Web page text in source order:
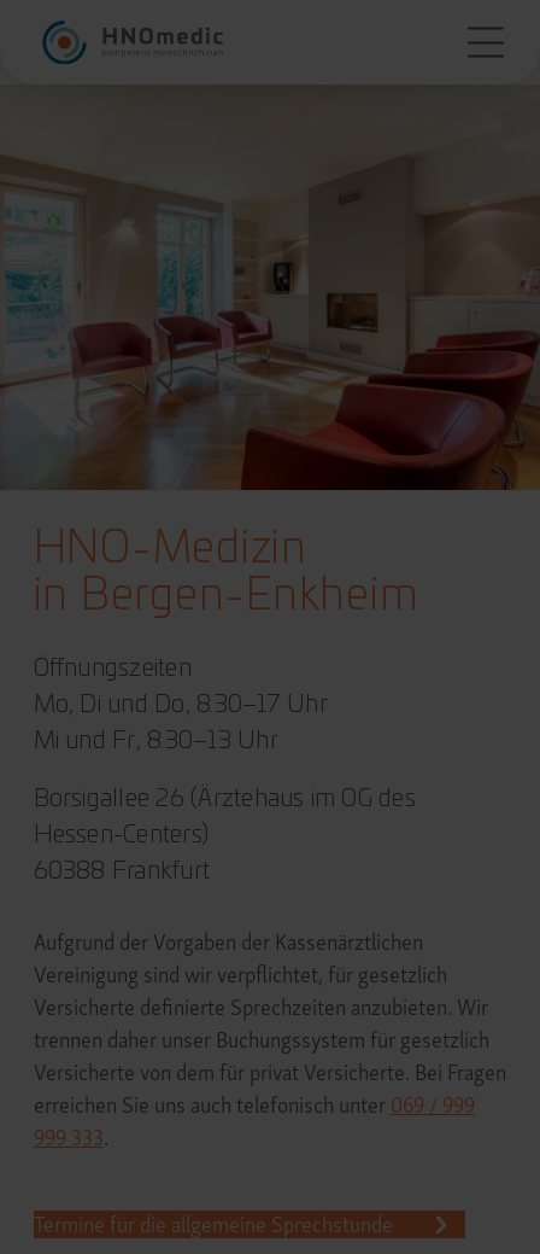
HNO-Medizin
in Bergen-Enkheim
Öffnungszeiten
Mo, Di und Do, 8.30–17 Uhr
Mi und Fr, 8.30–13 Uhr
Borsigallee 26 (Ärztehaus im OG des
Hessen-Centers)
60388 Frankfurt
Aufgrund der Vorgaben der Kassenärztlichen
Vereinigung sind wir verpflichtet, für gesetzlich
Versicherte definierte Sprechzeiten anzubieten. Wir
trennen daher unser Buchungssystem für gesetzlich
Versicherte von dem für privat Versicherte. Bei Fragen
erreichen Sie uns auch telefonisch unter 069 / 999
999 333.
Termine für die allgemeine Sprechstunde